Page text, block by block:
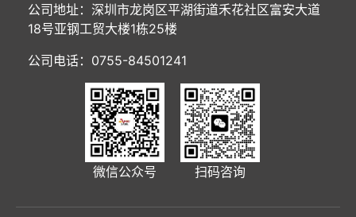
公司地址：深圳市龙岗区平湖街道禾花社区富安大道
18号亚钢工贸大楼1栋25楼
公司电话：0755-84501241
微信公众号 扫码咨询